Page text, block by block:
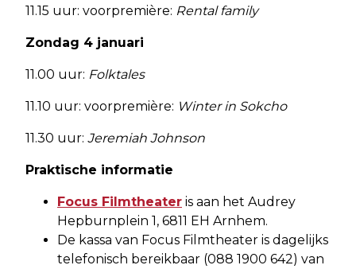
11.15 uur: voorpremière: Rental family
Zondag 4 januari
11.00 uur: Folktales
11.10 uur: voorpremière: Winter in Sokcho
11.30 uur: Jeremiah Johnson
Praktische informatie
Focus Filmtheater is aan het Audrey
Hepburnplein 1, 6811 EH Arnhem.
De kassa van Focus Filmtheater is dagelijks
telefonisch bereikbaar (088 1900 642) van